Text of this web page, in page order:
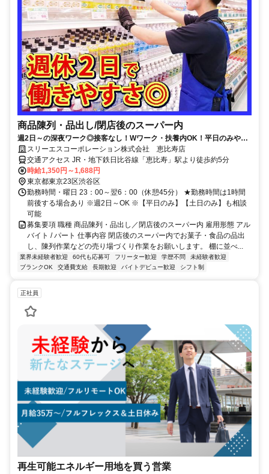
商品陳列・品出し/閉店後のスーパー内
週2日～の深夜ワーク◎接客なし！Wワーク・扶養内OK！平日のみや土
日のみも相談可！働きやすさ抜群♪
スリーエスコーポレーション株式会社 恵比寿店
交通アクセス JR・地下鉄日比谷線「恵比寿」駅より徒歩約5分
時給1,350円～1,688円
東京都東京23区渋谷区
勤務時間・曜日 23：00～翌6：00（休憩45分） ★勤務時間は1時間
前後する場合あり ※週2日～OK ※【平日のみ】【土日のみ】も相談
可能
募集要項 職種 商品陳列・品出し／閉店後のスーパー内 雇用形態 アル
バイト / パート 仕事内容 閉店後のスーパー内でお菓子・食品の品出
し、陳列作業などの売り場づくり作業をお願いします。 棚に並べ...
業界未経験者歓迎 60代も応募可 フリーター歓迎 学歴不問
未経験者歓迎
ブランクOK
交通費支給 長期歓迎 バイトデビュー歓迎 シフト制
正社員
再生可能エネルギー用地を買う営業